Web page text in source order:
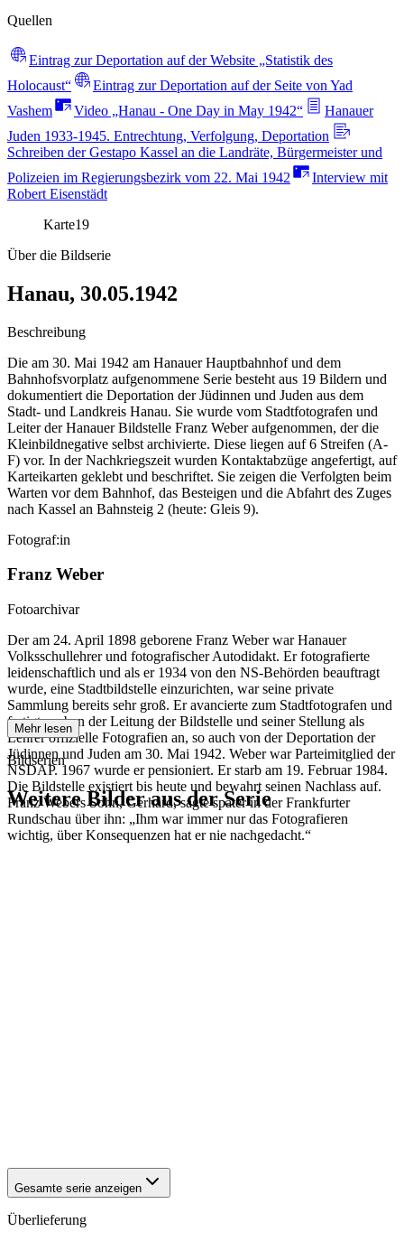
Quellen
Eintrag zur Deportation auf der Website „Statistik des
Holocaust“
Eintrag zur Deportation auf der Seite von Yad
Vashem
Video „Hanau - One Day in May 1942“
Hanauer
Juden 1933-1945. Entrechtung, Verfolgung, Deportation
Schreiben der Gestapo Kassel an die Landräte, Bürgermeister und
Polizeien im Regierungsbezirk vom 22. Mai 1942
Interview mit
Robert Eisenstädt
Karte19
Über die Bildserie
Hanau, 30.05.1942
Beschreibung
Die am 30. Mai 1942 am Hanauer Hauptbahnhof und dem
Bahnhofsvorplatz aufgenommene Serie besteht aus 19 Bildern und
dokumentiert die Deportation der Jüdinnen und Juden aus dem
Stadt- und Landkreis Hanau. Sie wurde vom Stadtfotografen und
Leiter der Hanauer Bildstelle Franz Weber aufgenommen, der die
Kleinbildnegative selbst archivierte. Diese liegen auf 6 Streifen (A-
F) vor. In der Nachkriegszeit wurden Kontaktabzüge angefertigt, auf
Karteikarten geklebt und beschriftet. Sie zeigen die Verfolgten beim
Warten vor dem Bahnhof, das Besteigen und die Abfahrt des Zuges
nach Kassel an Bahnsteig 2 (heute: Gleis 9).
Fotograf:in
Franz Weber
Fotoarchivar
Der am 24. April 1898 geborene Franz Weber war Hanauer
Volksschullehrer und fotografischer Autodidakt. Er fotografierte
leidenschaftlich und als er 1934 von den NS-Behörden beauftragt
wurde, eine Stadtbildstelle einzurichten, war seine private
Sammlung bereits sehr groß. Er avancierte zum Stadtfotografen und
fertigte neben der Leitung der Bildstelle und seiner Stellung als
Lehrer offizielle Fotografien an, so auch von der Deportation der
Jüdinnen und Juden am 30. Mai 1942. Weber war Parteimitglied der
NSDAP. 1967 wurde er pensioniert. Er starb am 19. Februar 1984.
Die Bildstelle existiert bis heute und bewahrt seinen Nachlass auf.
Franz Webers Sohn, Gerhard, sagte später in der Frankfurter
Rundschau über ihn: „Ihm war immer nur das Fotografieren
wichtig, über Konsequenzen hat er nie nachgedacht.“
Mehr lesen
Bildserien
Weitere Bilder aus der Serie
1942 Hanau
Gesamte serie anzeigen
Überlieferung